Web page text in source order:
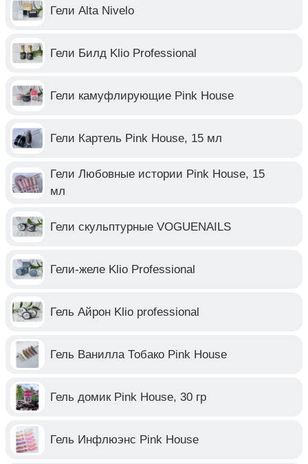
Гели Alta Nivelo
Гели Билд Klio Professional
Гели камуфлирующие Pink House
Гели Картель Pink House, 15 мл
Гели Любовные истории Pink House, 15
мл
Гели скульптурные VOGUENAILS
Гели-желе Klio Professional
Гель Айрон Klio professional
Гель Ванилла Тобако Pink House
Гель домик Pink House, 30 гр
Гель Инфлюэнс Pink House